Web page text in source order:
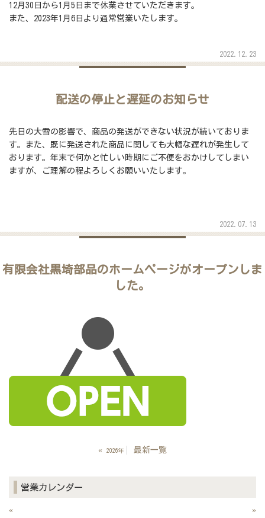
12月30日から1月5日まで休業させていただきます。
また、2023年1月6日より通常営業いたします。
2022.12.23
配送の停止と遅延のお知らせ
先日の大雪の影響で、商品の発送ができない状況が続いておりま
す。また、既に発送された商品に関しても大幅な遅れが発生して
おります。年末で何かと忙しい時期にご不便をおかけしてしまい
ますが、ご理解の程よろしくお願いいたします。
2022.07.13
有限会社黒埼部品のホームページがオープンしま
した。
« 2026年 最新一覧
営業カレンダー
« »